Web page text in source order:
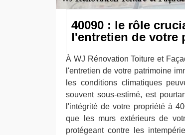
40090 : le rôle
l'entretien de votre
À WJ Rénovation Toiture et
l'entretien de votre patrimoine
les conditions climatiques
souvent sous-estimé, est
l'intégrité de votre propriété à
que les murs extérieurs de
protégeant contre les